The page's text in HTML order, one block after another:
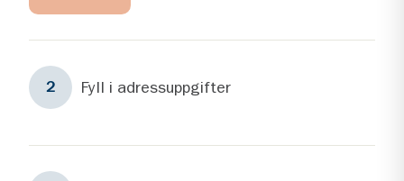
2 Steg2
Fyll i adressuppgifter